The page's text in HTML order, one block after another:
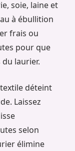
soie, laine et
à ébullition
frais ou
pour que
du laurier.
déteint
Laissez
selon
élimine